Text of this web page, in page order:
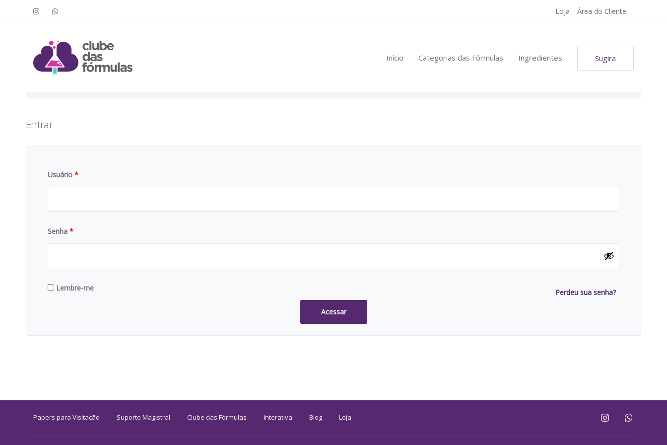
Loja Área do Cliente
Início Categorias das Fórmulas Ingredientes Sugira
Entrar
Usuário *
Senha *
Lembre-me
Acessar
Perdeu sua senha?
Papers para Visitação Suporte Magistral Clube das Fórmulas Interativa Blog Loja